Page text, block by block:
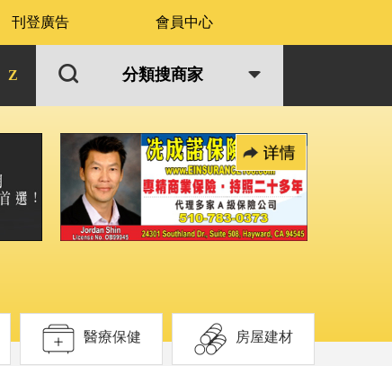
刊登廣告 會員中心
Z 分類搜商家
醫療保健 房屋建材